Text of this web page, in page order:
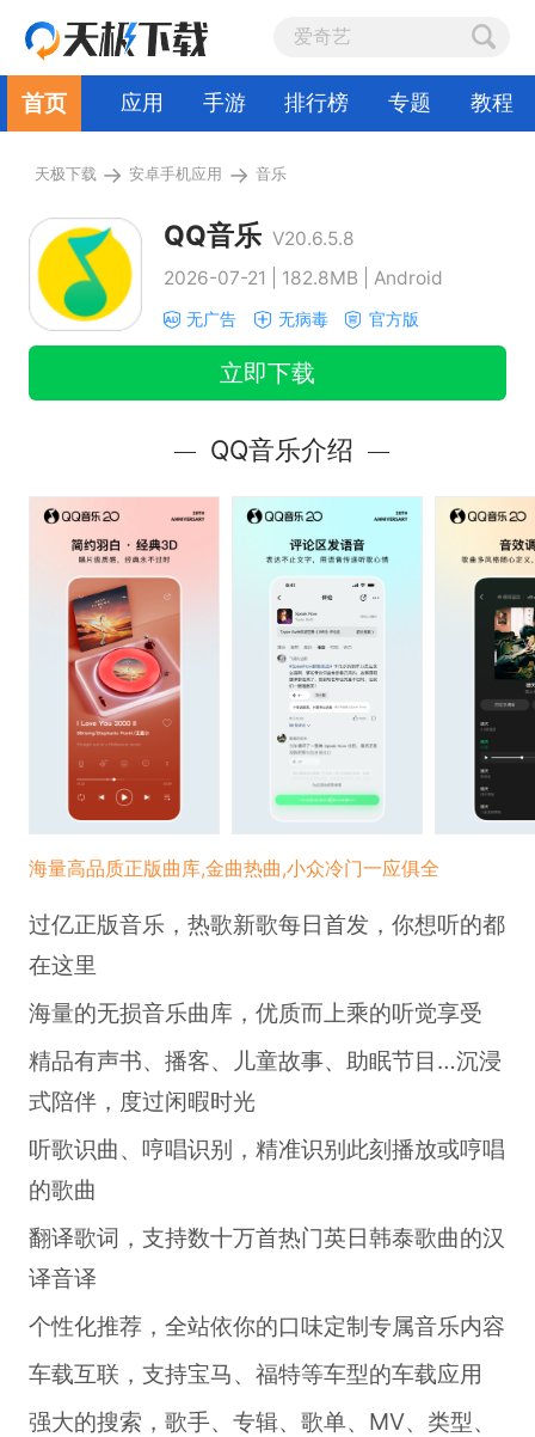
首页 应用 手游 排行榜 专题 教程
天极下载 → 安卓手机应用 → 音乐
QQ音乐 V20.6.5.8
2026-07-21 | 182.8MB | Android
无广告 无病毒 官方版
立即下载
QQ音乐介绍
海量高品质正版曲库,金曲热曲,小众冷门一应俱全
过亿正版音乐，热歌新歌每日首发，你想听的都
在这里
海量的无损音乐曲库，优质而上乘的听觉享受
精品有声书、播客、儿童故事、助眠节目…沉浸
式陪伴，度过闲暇时光
听歌识曲、哼唱识别，精准识别此刻播放或哼唱
的歌曲
翻译歌词，支持数十万首热门英日韩泰歌曲的汉
译音译
个性化推荐，全站依你的口味定制专属音乐内容
车载互联，支持宝马、福特等车型的车载应用
强大的搜索，歌手、专辑、歌单、MV、类型、